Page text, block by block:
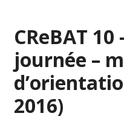
CReBAT 10
journée –
2016)